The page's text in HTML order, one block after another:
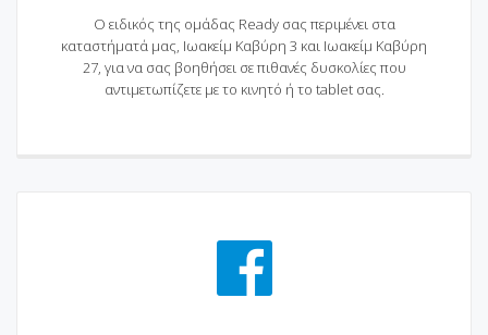
Ο ειδικός της ομάδας Ready σας περιμένει στα
καταστήματά μας, Ιωακείμ Καβύρη 3 και Ιωακείμ Καβύρη
27, για να σας βοηθήσει σε πιθανές δυσκολίες που
αντιμετωπίζετε με το κινητό ή το tablet σας.